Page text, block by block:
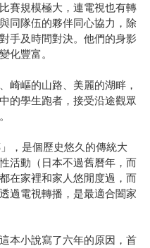
賽規模極大，連電視也有轉
同隊伍的夥伴同心協力，除
手及時間對決。他們的身影
化豐富。
崎嶇的山路、美麗的湖畔，
的學生跑者，接受沿途觀眾
，是個歷史悠久的傳統大
活動（日本不過舊曆年，而
在家裡和家人悠閒度過，而
過電視轉播，是最適合闔家
本小說寫了六年的原因，首